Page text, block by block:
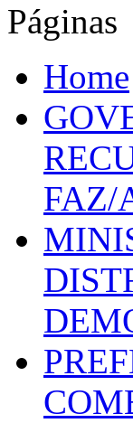
Páginas
Home
FAZ/